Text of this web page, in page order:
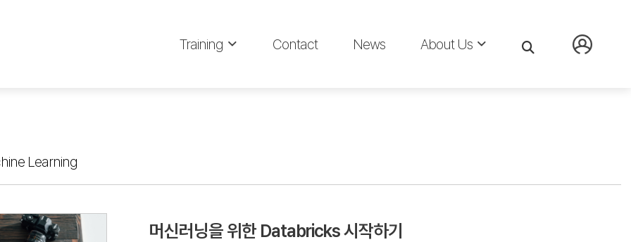
Training Contact News About Us
Learning
머신러닝을 위한 Databricks 시작하기